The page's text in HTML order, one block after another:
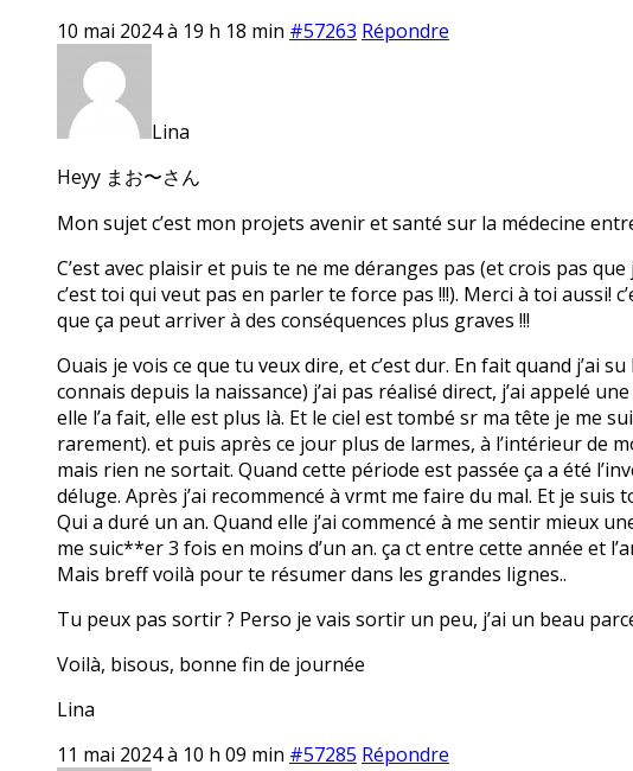
10 mai 2024 à 19 h 18 min #57263 Répondre
Lina
Heyy まお〜さん
Mon sujet c’est mon projets avenir et santé sur la médecine
C’est avec plaisir et puis te ne me déranges pas (et crois pas
c’est toi qui veut pas en parler te force pas !!!). Merci à toi aussi!
que ça peut arriver à des conséquences plus graves !!!
Ouais je vois ce que tu veux dire, et c’est dur. En fait quand j’ai
connais depuis la naissance) j’ai pas réalisé direct, j’ai appelé
elle l’a fait, elle est plus là. Et le ciel est tombé sr ma tête je me
rarement). et puis après ce jour plus de larmes, à l’intérieur de
mais rien ne sortait. Quand cette période est passée ça a été
déluge. Après j’ai recommencé à vrmt me faire du mal. Et je
Qui a duré un an. Quand elle j’ai commencé à me sentir mieux
me suic**er 3 fois en moins d’un an. ça ct entre cette année et
Mais breff voilà pour te résumer dans les grandes lignes..
Tu peux pas sortir ? Perso je vais sortir un peu, j’ai un beau
Voilà, bisous, bonne fin de journée
Lina
11 mai 2024 à 10 h 09 min #57285 Répondre